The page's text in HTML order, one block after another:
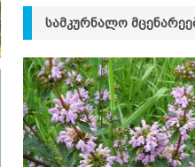
ᲡᲐᲛᲙᲣᲠᲜᲐᲚᲝ